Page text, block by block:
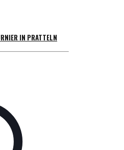
IN PRATTELN